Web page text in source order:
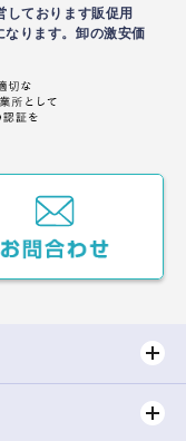
しております販促用
ります。卸の激安価